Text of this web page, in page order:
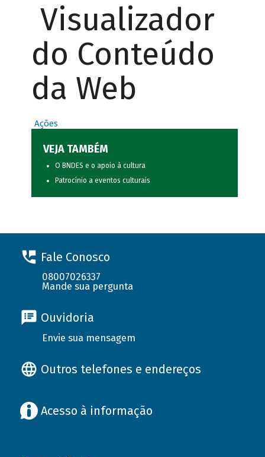
Visualizador
do Conteúdo
da Web
Ações
VEJA TAMBÉM
O BNDES e o apoio à cultura
Patrocínio a eventos culturais
Fale Conosco
08007026337
Mande sua pergunta
Ouvidoria
Envie sua mensagem
Outros telefones e endereços
Acesso à informação